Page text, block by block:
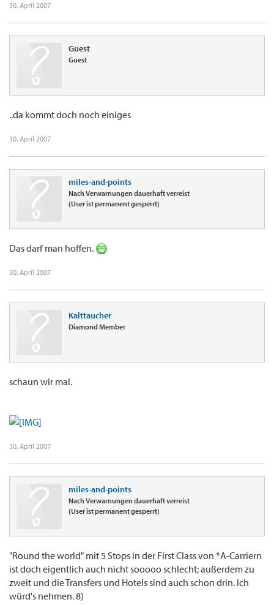
30. April 2007
Guest
Guest
..da kommt doch noch einiges
30. April 2007
miles-and-points
Nach Verwarnungen dauerhaft verreist
(User ist permanent gesperrt)
Das darf man hoffen.
30. April 2007
Kalttaucher
Diamond Member
schaun wir mal.
30. April 2007
miles-and-points
Nach Verwarnungen dauerhaft verreist
(User ist permanent gesperrt)
"Round the world" mit 5 Stops in der First Class von *A-Carriern
ist doch eigentlich auch nicht sooooo schlecht; außerdem zu
zweit und die Transfers und Hotels sind auch schon drin. Ich
würd's nehmen. 8)